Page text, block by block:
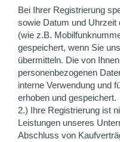
Bei Ihrer Registrierung
sowie Datum und Uhrzeit
(wie z.B.
gespeichert, wenn Sie
übermitteln. Die von
personenbezogenen
interne Verwendung und
erhoben und gespeichert.
2.) Ihre Registrierung ist
Leistungen unseres
Abschluss von